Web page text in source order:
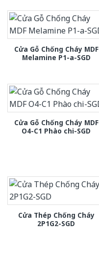
Cửa Gỗ Chống Cháy MDF
Melamine P1-a-SGD
Cửa Gỗ Chống Cháy MDF
O4-C1 Phào chi-SGD
Cửa Thép Chống Cháy
2P1G2-SGD